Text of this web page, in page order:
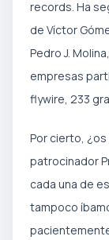
records. Ha
de Víctor
Pedro J.
empresas
flywire, 233
Por cierto,
patrocinador
cada una de
tampoco